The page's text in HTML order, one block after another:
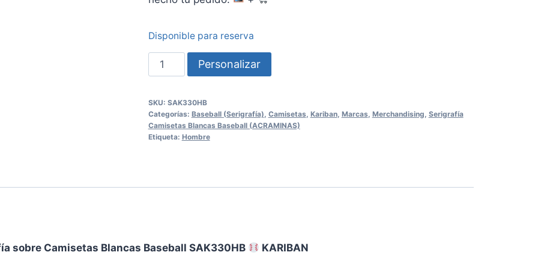
Disponible para reserva
Serigrafía
sobre
Blancas
Baseball
SAK330HB
cantidad
Personalizar
SKU: SAK330HB
Categorías: Baseball (Serigrafía), Camisetas, Kariban, Marcas, Merchandising, Serigrafía
Camisetas Blancas Baseball (ACRAMINAS)
Etiqueta: Hombre
sobre Camisetas Blancas Baseball SAK330HB KARIBAN